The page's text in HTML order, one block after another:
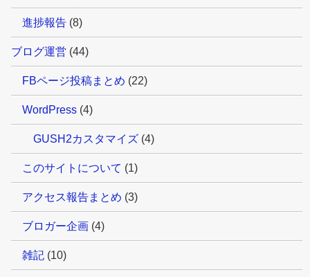
進捗報告 (8)
ブログ運営 (44)
FBページ投稿まとめ (22)
WordPress (4)
GUSH2カスタマイズ (4)
このサイトについて (1)
アクセス報告まとめ (3)
ブロガー企画 (4)
雑記 (10)